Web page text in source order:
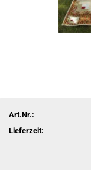
Art.Nr.:
Lieferzeit: